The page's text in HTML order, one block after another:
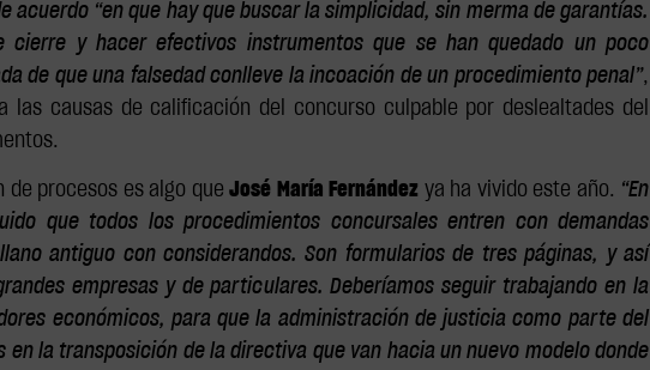
acuerdo “en que hay que buscar la simplicidad, sin merma de garantías.
cierre y hacer efectivos instrumentos que se han quedado un poco
de que una falsedad conlleve la incoación de un procedimiento penal”,
las causas de calificación del concurso culpable por deslealtades del
de procesos es algo queJosé María Fernández ya ha vivido este año. “En
que todos los procedimientos concursales entren con demandas
antiguo con considerandos. Son formularios de tres páginas, y así
empresas y de particulares. Deberíamos seguir trabajando en la
económicos, para que la administración de justicia como parte del
en la transposición de la directiva que van hacia un nuevo modelo donde